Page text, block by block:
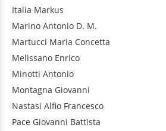
Italia Markus
Marino Antonio D. M.
Martucci Maria Concetta
Melissano Enrico
Minotti Antonio
Montagna Giovanni
Nastasi Alfio Francesco
Pace Giovanni Battista